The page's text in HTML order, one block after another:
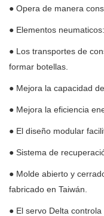
● Opera de manera
● Elementos
● Los transportes de
formar botellas.
● Mejora la capacidad
● Mejora la eficiencia
● El diseño modular
● Sistema de
● Molde abierto y
fabricado en Taiwán.
● El servo Delta